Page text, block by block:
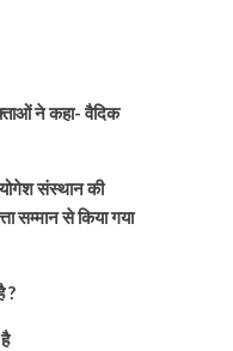
ने कहा- वैदिक
योगेश संस्थान की
सम्मान से किया गया
?